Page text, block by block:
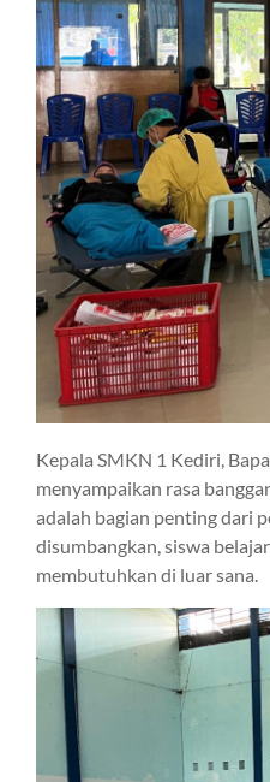
Kepala SMKN 1 Kediri,
menyampaikan rasa
adalah bagian penting dari
disumbangkan, siswa
membutuhkan di luar sana.